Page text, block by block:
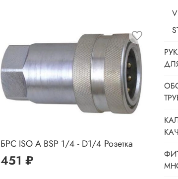
БРС ISO A BSP 1/4 - D1/4 Розетка
451 ₽